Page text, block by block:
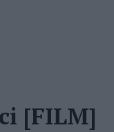
[FILM]